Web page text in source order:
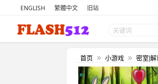
ENGLISH 繁體中文 旧站
首页 » 小游戏 » 密室|